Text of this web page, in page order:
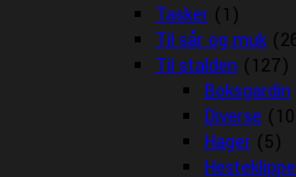
Tasker (1)
Til sår og muk
Til stalden (127)
Boksgardin
Diverse
Hager (5)